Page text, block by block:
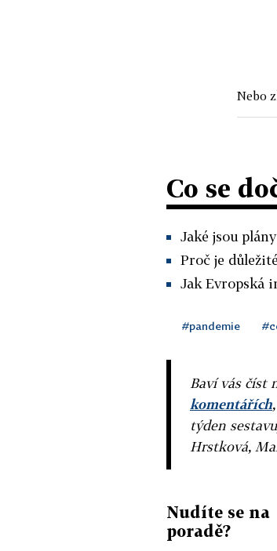
Nebo
Co se
Jaké jsou
Proč je
Jak Evropská
#pandemie
Baví vás číst
komentářích
týden
Hrstková,
Nudíte se na
poradě?